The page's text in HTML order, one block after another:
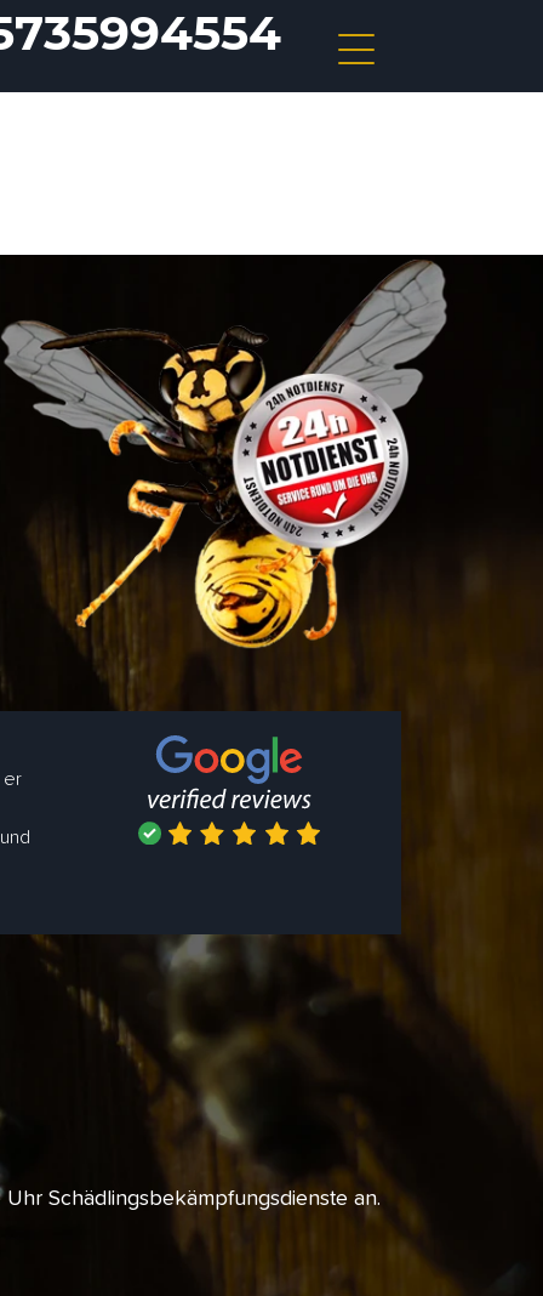
er
Schädlingsbekämpfungsdienste an.